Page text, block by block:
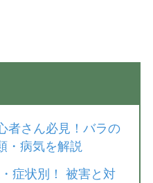
者さん必見！バラの
・病気を解説
症状別！ 被害と対